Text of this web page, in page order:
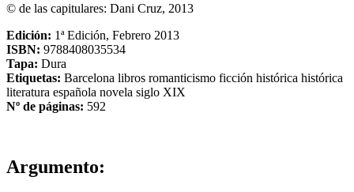
© de las capitulares: Dani Cruz, 2013
Edición: 1ª Edición, Febrero 2013
ISBN: 9788408035534
Tapa: Dura
Etiquetas: Barcelona libros romanticismo ficción histórica histórica
literatura española novela siglo XIX
Nº de páginas: 592
Argumento: